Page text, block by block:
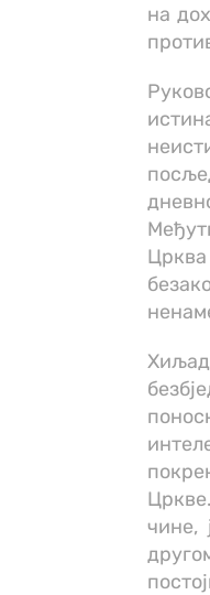
на
чине,